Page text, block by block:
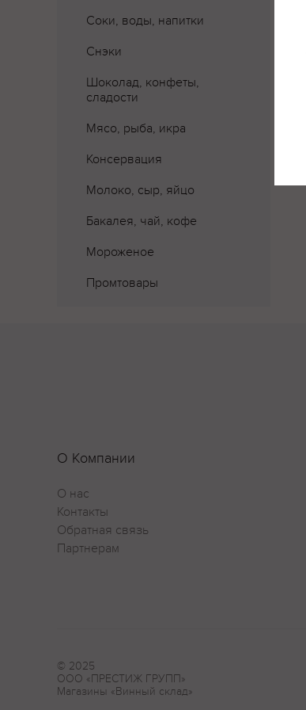
Соки, воды, напитки
Снэки
Шоколад, конфеты,
сладости
Мясо, рыба, икра
Консервация
Молоко, сыр, яйцо
Бакалея, чай, кофе
Мороженое
Промтовары
О Компании
О нас
Контакты
Обратная связь
Партнерам
© 2025
ООО «ПРЕСТИЖ ГРУПП»
Магазины «Винный склад»